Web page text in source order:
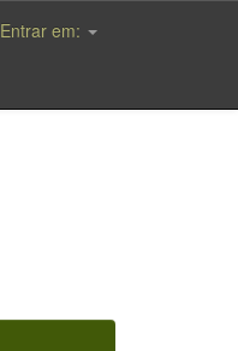
Entrar em: